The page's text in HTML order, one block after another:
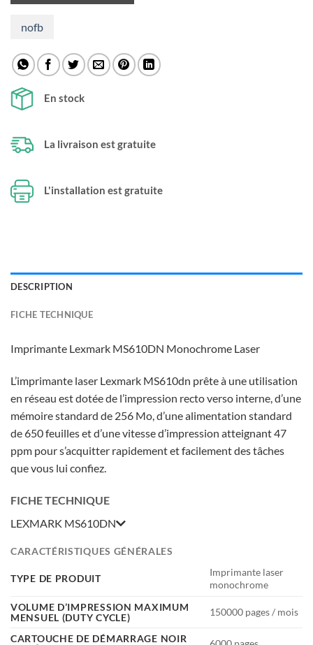
nofb
En stock
La livraison est gratuite
L'installation est gratuite
DESCRIPTION
FICHE TECHNIQUE
Imprimante Lexmark MS610DN Monochrome Laser
L’imprimante laser Lexmark MS610dn prête à une utilisation
en réseau est dotée de l’impression recto verso interne, d’une
mémoire standard de 256 Mo, d’une alimentation standard
de 650 feuilles et d’une vitesse d’impression atteignant 47
ppm pour s’acquitter rapidement et facilement des tâches
que vous lui confiez.
FICHE TECHNIQUE
LEXMARK MS610DN
CARACTÉRISTIQUES GÉNÉRALES
TYPE DE PRODUIT
Imprimante laser
monochrome
VOLUME D’IMPRESSION MAXIMUM
MENSUEL (DUTY CYCLE)
150000 pages / mois
CARTOUCHE DE DÉMARRAGE NOIR